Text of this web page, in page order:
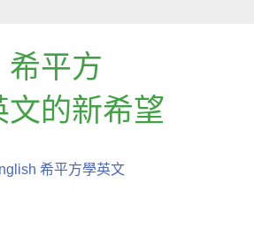
希平方
文的新希望
希平方學英文